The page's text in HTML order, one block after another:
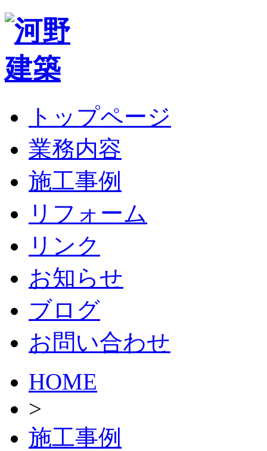
トップページ
業務内容
施工事例
リフォーム
リンク
お知らせ
ブログ
お問い合わせ
HOME
>
施工事例